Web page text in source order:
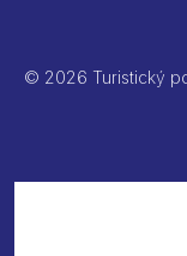
© 2026 Turistický